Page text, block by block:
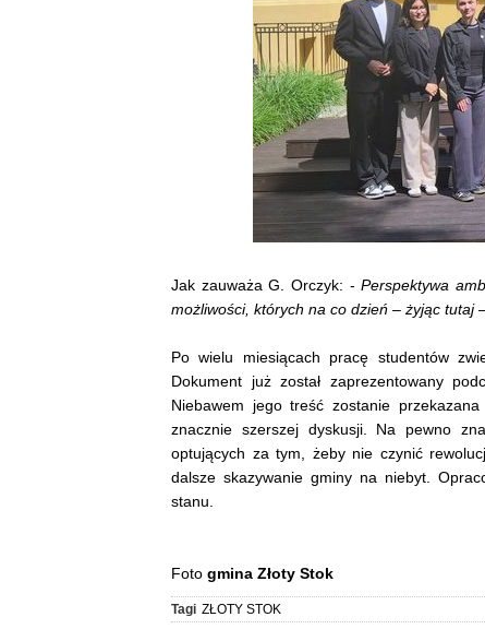
Jak zauważa G. Orczyk: -Perspektywa
możliwości, których na co dzień – żyjąc tutaj
Po wielu miesiącach pracę studentów
Dokument już został zaprezentowany
Niebawem jego treść zostanie
znacznie szerszej dyskusji. Na pewno
optujących za tym, żeby nie czynić
dalsze skazywanie gminy na niebyt.
stanu.
Foto gmina Złoty Stok
Tagi ZŁOTY STOK